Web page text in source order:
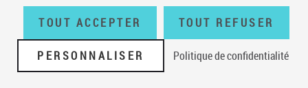
TOUT ACCEPTER TOUT REFUSER
PERSONNALISER Politique de confidentialité